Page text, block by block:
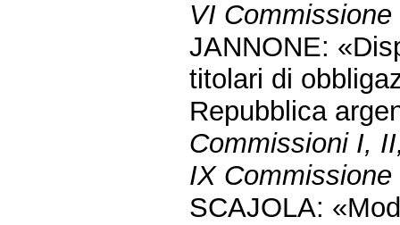
VI
JANNONE:
titolari di
Repubblica
Commissioni I,
IX Commissione
SCAJOLA: